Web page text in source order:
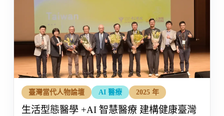
臺灣當代人物論壇 AI 醫療 2025 年
生活型態醫學 +AI 智慧醫療 建構健康臺灣